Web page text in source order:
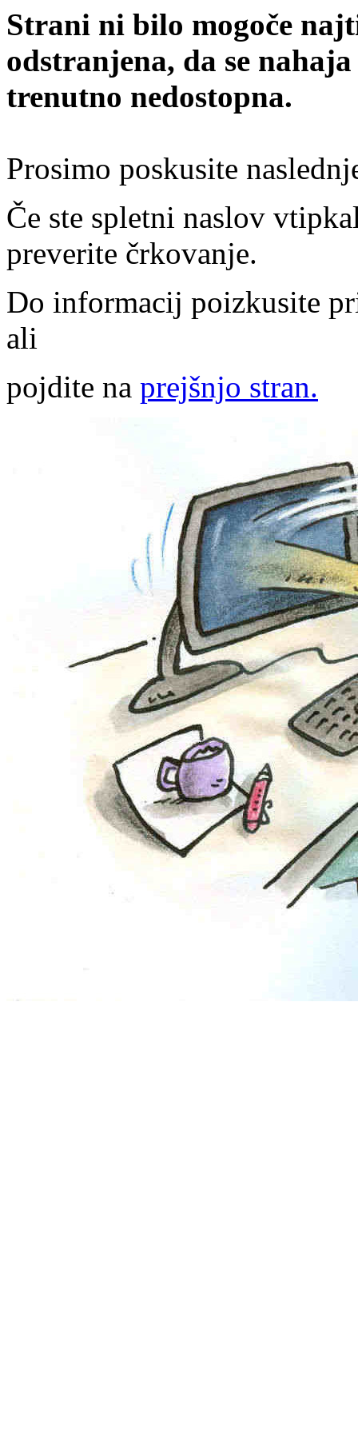
Strani ni bilo mogoče
odstranjena, da se
trenutno nedostopna.
Prosimo poskusite
Če ste spletni naslov
preverite črkovanje.
Do informacij poizkusite
ali
pojdite na prejšnjo stran.